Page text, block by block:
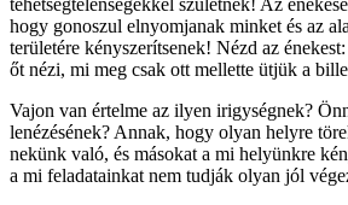
tehetségtelenségekkel születnek! Az
hogy gonoszul elnyomjanak minket és az
területére kényszerítsenek! Nézd az
őt nézi, mi meg csak ott mellette ütjük a
Vajon van értelme az ilyen irigységnek?
lenézésének? Annak, hogy olyan helyre
nekünk való, és másokat a mi helyünkre
a mi feladatainkat nem tudják olyan jól